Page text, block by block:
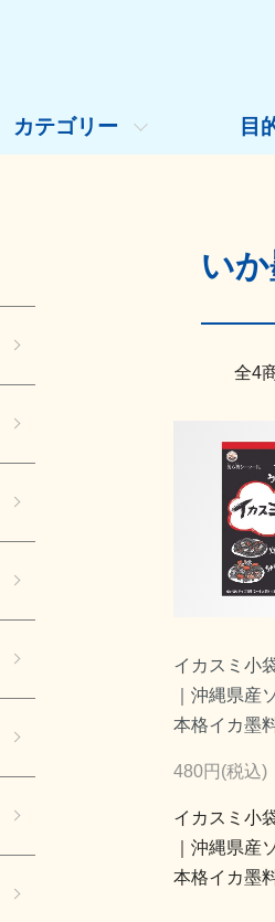
カテゴリー 目
い
全4
イカスミ小
｜沖縄県産
本格イカ墨
480円(税込)
イカスミ小
｜沖縄県産
本格イカ墨